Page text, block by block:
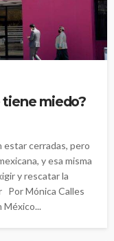
tiene miedo?
estar cerradas, pero
y esa misma
y rescatar la
Por Mónica Calles
México...